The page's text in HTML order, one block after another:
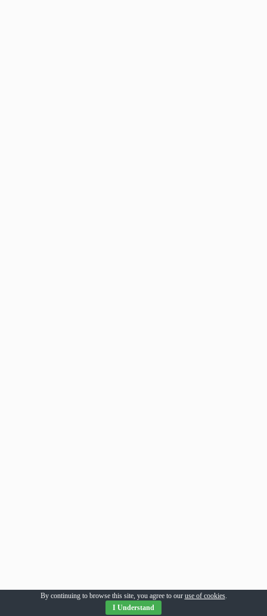
By continuing to browse this site, you agree to our use of cookies.
I Understand